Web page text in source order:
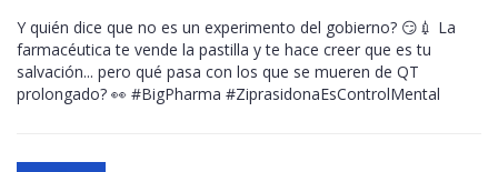
Y quién dice que no es un experimento del gobierno? 😏💉 La
farmacéutica te vende la pastilla y te hace creer que es tu
salvación... pero qué pasa con los que se mueren de QT
prolongado? 👀 #BigPharma #ZiprasidonaEsControlMental